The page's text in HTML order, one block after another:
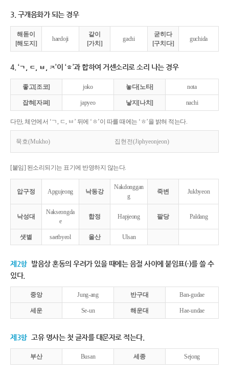
3. 구개음화가 되는 경우
해돋이
[해도지]
haedoji
같이
[가치]
gachi
굳히다
[구치다]
guchida
4. ‘ㄱ, ㄷ, ㅂ, ㅈ’이 ‘ㅎ’과 합하여 거센소리로 소리 나는 경우
좋고[조코] joko 놓다[노타] nota
잡혀[자펴] japyeo 낳지[나치] nachi
다만, 체언에서 ‘ㄱ, ㄷ, ㅂ’ 뒤에 ‘ㅎ’이 따를 때에는 ‘ㅎ’을 밝혀 적는다.
묵호(Mukho) 집현전(Jiphyeonjeon)
[붙임] 된소리되기는 표기에 반영하지 않는다.
압구정 Apgujeong 낙동강
Nakdonggan
g
죽변 Jukbyeon
낙성대
Nakseongda
e
합정 Hapjeong 팔당 Paldang
샛별 saetbyeol 울산 Ulsan
제2항 발음상 혼동의 우려가 있을 때에는 음절 사이에 붙임표(-)를 쓸 수
있다.
중앙 Jung-ang 반구대 Ban-gudae
세운 Se-un 해운대 Hae-undae
제3항 고유 명사는 첫 글자를 대문자로 적는다.
부산 Busan 세종 Sejong